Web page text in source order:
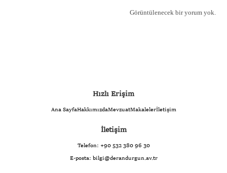
Görüntülenecek bir yorum yok.
Hızlı Erişim
Ana SayfaHakkımızdaMevzuatMakalelerİletişim
İletişim
Telefon: +90 532 380 96 30
E-posta: bilgi@derandurgun.av.tr